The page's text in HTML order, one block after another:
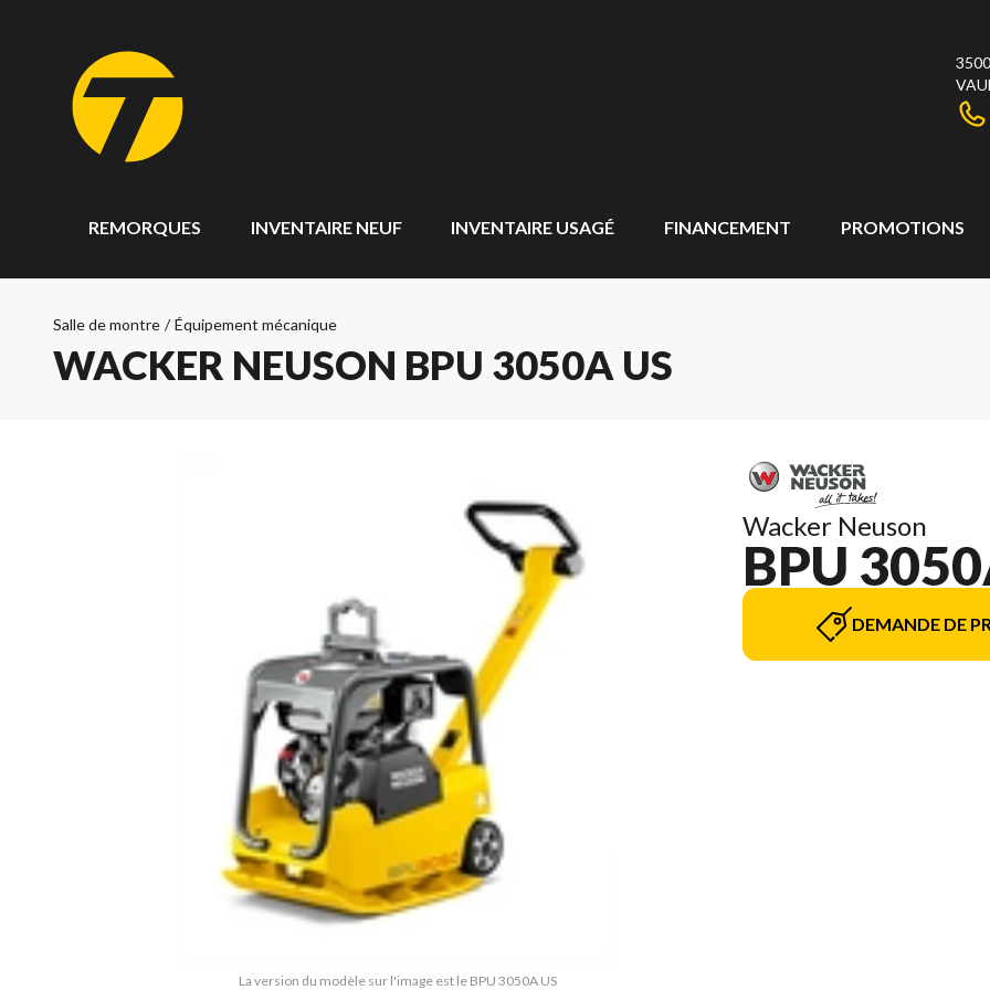
REMORQUES INVENTAIRE NEUF INVENTAIRE USAGÉ FINANCEMENT PROMOTIONS
Salle de montre / Équipement mécanique
WACKER NEUSON BPU 3050A US
La version du modèle sur l'image est le BPU 3050A US
Wacker Neuson
BPU
DEMANDE DE